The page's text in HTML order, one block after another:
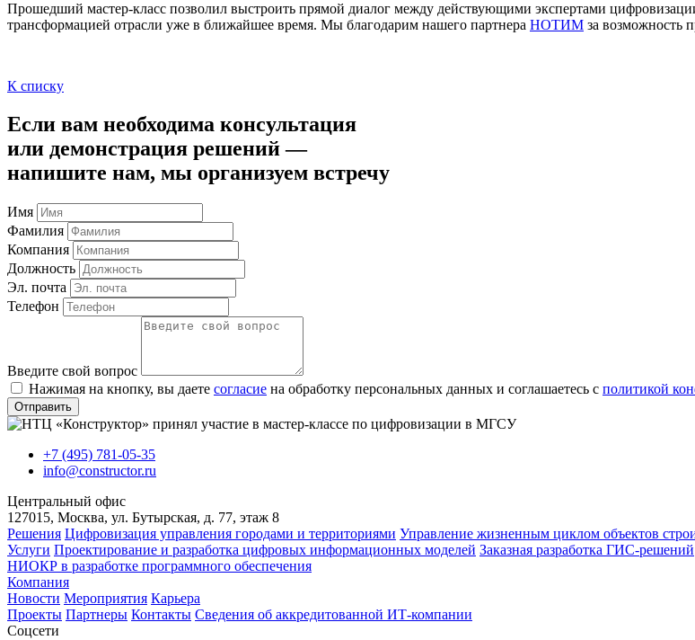
Прошедший мастер-класс позволил выстроить прямой диалог между действующими экспертами
трансформацией отрасли уже в ближайшее время. Мы благодарим нашего партнера НОТИМ за возможность
К списку
Если вам необходима консультация
или демонстрация решений —
напишите нам, мы организуем встречу
Имя
Фамилия
Компания
Должность
Эл. почта
Телефон
Введите свой вопрос
Нажимая на кнопку, вы даете согласие на обработку персональных данных и соглашаетесь с политикой
Отправить
+7 (495) 781-05-35
info@constructor.ru
Центральный офис
127015, Москва, ул. Бутырская, д. 77, этаж 8
Решения Цифровизация управления городами и территориями Управление жизненным циклом объектов
Услуги Проектирование и разработка цифровых информационных моделей Заказная разработка ГИС‑решений
НИОКР в разработке программного обеспечения
Компания
Новости Мероприятия Карьера
Проекты Партнеры Контакты Сведения об аккредитованной ИТ-компании
Соцсети